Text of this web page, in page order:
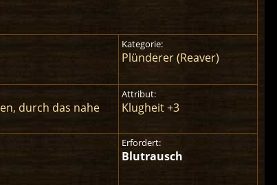
Kategorie:
Plünderer (Reaver)
durch das nahe
Attribut:
Klugheit +3
Erfordert:
Blutrausch